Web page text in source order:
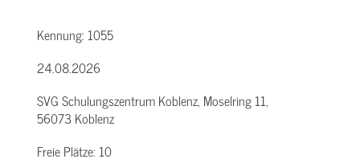
Kennung: 1055
24.08.2026
SVG Schulungszentrum Koblenz, Moselring 11,
56073 Koblenz
Freie Plätze: 10